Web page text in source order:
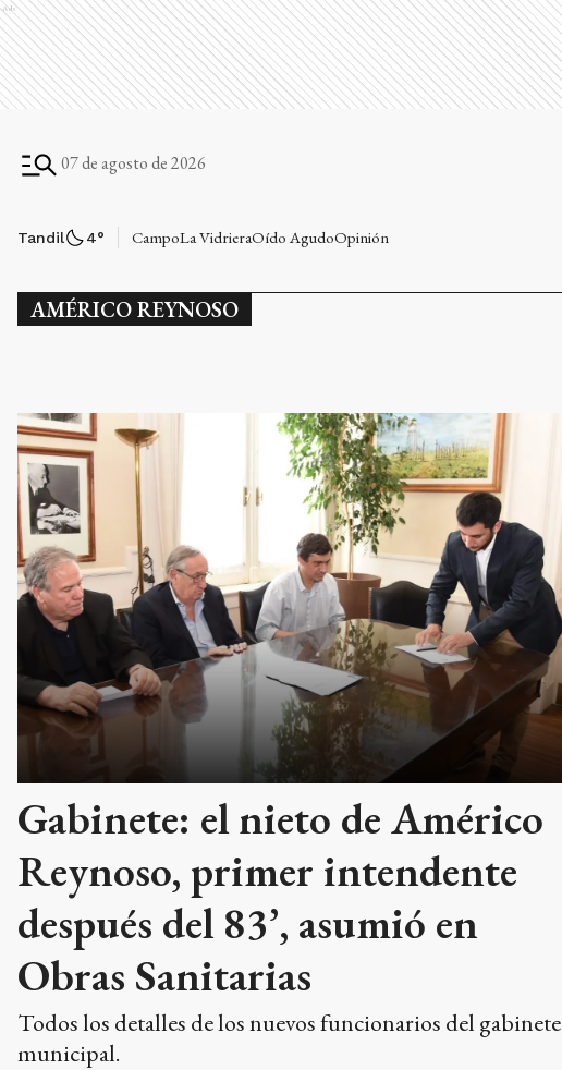
Ads
07 de agosto de 2026
Tandil 4° CampoLa VidrieraOído AgudoOpinión
AMÉRICO REYNOSO
Gabinete: el nieto de Américo
Reynoso, primer intendente
después del 83’, asumió en
Obras Sanitarias
Todos los detalles de los nuevos funcionarios del gabinete
municipal.